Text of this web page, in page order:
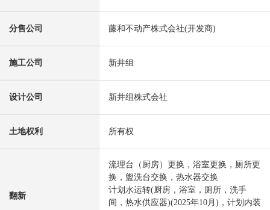
分售公司 藤和不动产株式会社(开发商)
施工公司 新井组
设计公司 新井组株式会社
土地权利 所有权
翻新
流理台（厨房）更换，浴室更换，厕所更
换，盥洗台交换，热水器交换
计划水运转(厨房，浴室，厕所，洗手
间，热水供应器)(2025年10月)，计划内装